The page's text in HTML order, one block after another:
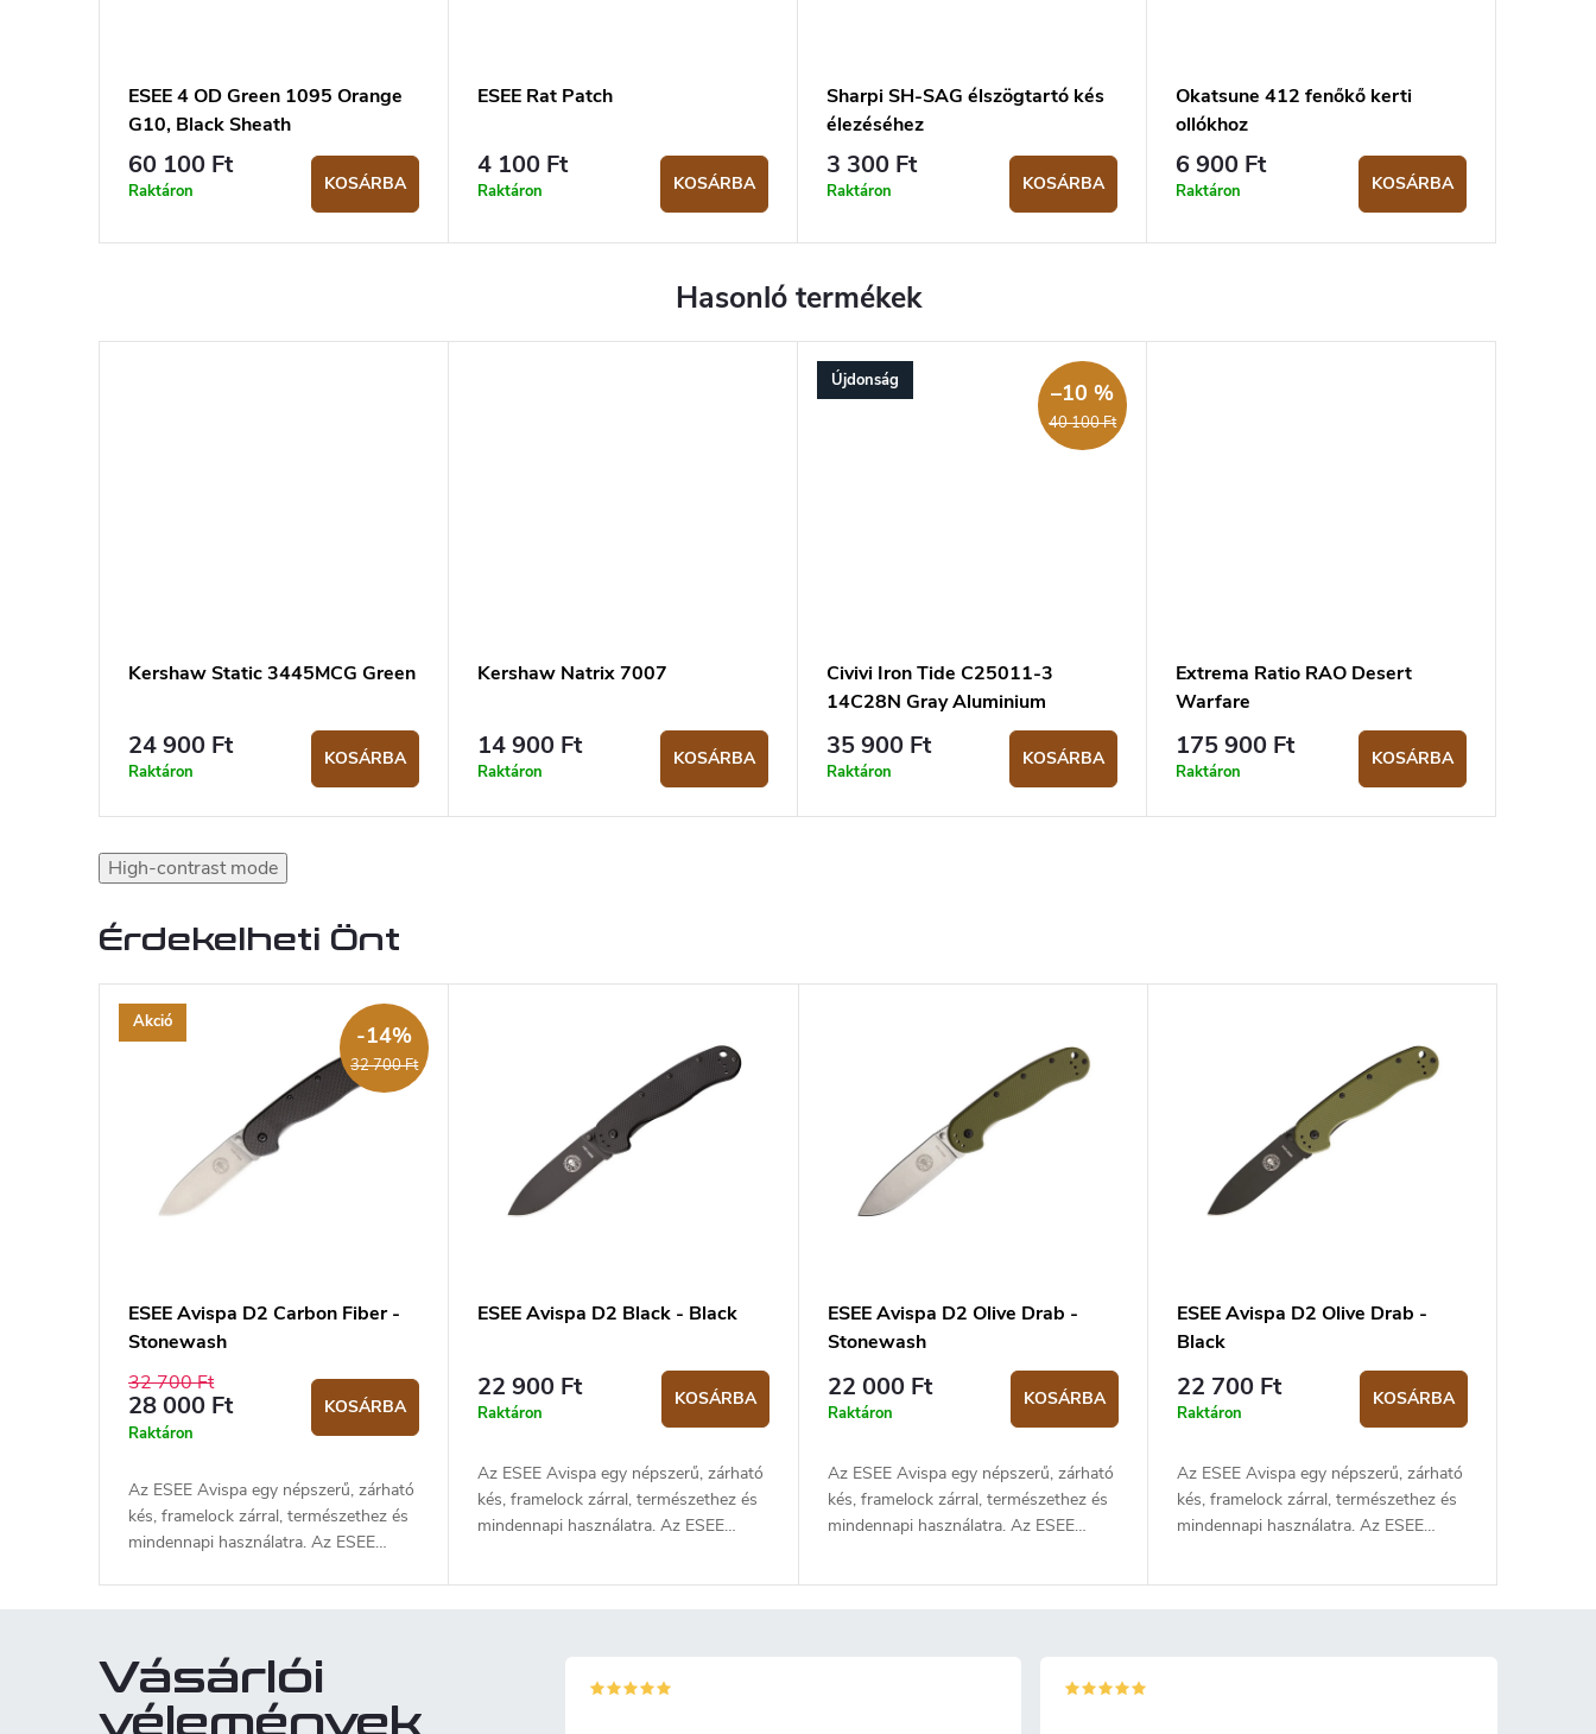
ESEE 4 OD Green 1095 Orange
G10, Black Sheath
60 100 Ft
Raktáron KOSÁRBA
ESEE Rat Patch
4 100 Ft
Raktáron KOSÁRBA
Sharpi SH-SAG élszögtartó kés
élezéséhez
3 300 Ft
Raktáron KOSÁRBA
Okatsune 412 fenőkő kerti
ollókhoz
6 900 Ft
Raktáron KOSÁRBA
Kershaw Static 3445MCG Green
24 900 Ft
Raktáron
KOSÁRBA
Kershaw Natrix 7007
14 900 Ft
Raktáron
KOSÁRBA
Újdonság
40 100 Ft
–10 %
Civivi Iron Tide C25011-3
14C28N Gray Aluminium
zsebkés
35 900 Ft
Raktáron
KOSÁRBA
Extrema Ratio RAO Desert
Warfare
175 900 Ft
Raktáron
KOSÁRBA
High-contrast mode
Érdekelheti Önt
Akció
32 700 Ft
-14%
ESEE Avispa D2 Carbon Fiber -
Stonewash
32 700 Ft
28 000 Ft
Raktáron
KOSÁRBA
Az ESEE Avispa egy népszerű, zárható
kés, framelock zárral, természethez és
mindennapi használatra. Az ESEE
élezésű. A 8,9 cm-es penge hossza és
a drop point alakja kiváló univerzális
zárható késsé teszi. Az Avispa szintén
ESEE Avispa D2 Black - Black
22 900 Ft
Raktáron
KOSÁRBA
Az ESEE Avispa egy népszerű, zárható
kés, framelock zárral, természethez és
mindennapi használatra. Az ESEE
a drop point alakja kiváló univerzális
ESEE Avispa D2 Olive Drab -
Stonewash
22 000 Ft
Raktáron
KOSÁRBA
Az ESEE Avispa egy népszerű, zárható
kés, framelock zárral, természethez és
mindennapi használatra. Az ESEE
a drop point alakja kiváló univerzális
ESEE Avispa D2 Olive Drab -
Black
22 700 Ft
Raktáron
KOSÁRBA
Az ESEE Avispa egy népszerű, zárható
kés, framelock zárral, természethez és
mindennapi használatra. Az ESEE
Vásárlói